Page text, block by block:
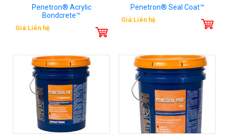
Penetron® Acrylic
Bondcrete™
Giá:Liên hệ
Penetron® Seal Coat™
Giá:Liên hệ